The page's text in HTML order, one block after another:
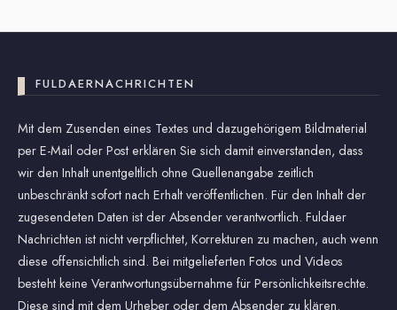
FULDAERNACHRICHTEN
Mit dem Zusenden eines Textes und dazugehörigem Bildmaterial
per E-Mail oder Post erklären Sie sich damit einverstanden, dass
wir den Inhalt unentgeltlich ohne Quellenangabe zeitlich
unbeschränkt sofort nach Erhalt veröffentlichen. Für den Inhalt der
zugesendeten Daten ist der Absender verantwortlich. Fuldaer
Nachrichten ist nicht verpflichtet, Korrekturen zu machen, auch wenn
diese offensichtlich sind. Bei mitgelieferten Fotos und Videos
besteht keine Verantwortungsübernahme für Persönlichkeitsrechte.
Diese sind mit dem Urheber oder dem Absender zu klären.